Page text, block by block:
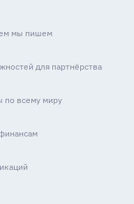
мы пишем
для партнёрства
по всему миру